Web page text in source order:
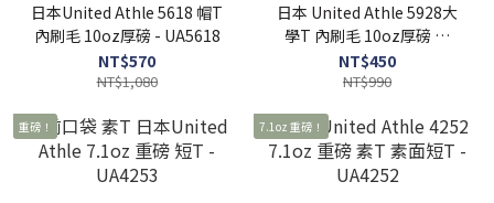
日本United Athle 5618 帽T
內刷毛 10oz厚磅 - UA5618
NT$570
NT$1,080
日本 United Athle 5928大
學T 內刷毛 10oz厚磅 【
FUZY 】- UA5928
NT$450
NT$990
重磅！ 7.1oz 重磅！